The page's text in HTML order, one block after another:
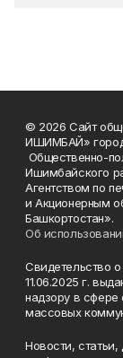
© 2026 Сайт
ИШИМБАЙ»
Общественно-
Ишимбайского
Агентством по
и Акционерным
Башкортостан».
Об
Свидетельство
11.06.2025 г.
надзору в сфере
массовых
Новости,